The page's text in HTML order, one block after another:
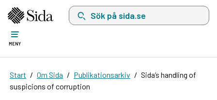
Sök på sida.se, sökförslag kommer att visas
MENY
Start Om Sida Publikationsarkiv
Sida’s handling of
suspicions of corruption